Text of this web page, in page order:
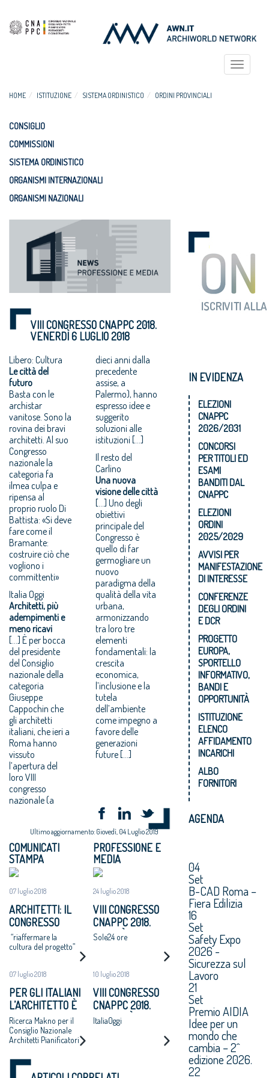
Toggle
HOME ISTITUZIONE SISTEMA ORDINISTICO ORDINI PROVINCIALI
CONSIGLIO
COMMISSIONI
SISTEMA ORDINISTICO
ORGANISMI INTERNAZIONALI
ORGANISMI NAZIONALI
VIII CONGRESSO CNAPPC 2018.
VENERDÌ 6 LUGLIO 2018
Libero: Cultura
Le città del
futuro
Basta con le
archistar
vanitose. Sono la
rovina dei bravi
architetti. Al suo
Congresso
nazionale la
categoria fa
ilmea culpa e
ripensa al
proprio ruolo Di
Battista: «Si deve
fare come il
Bramante:
costruire ciò che
vogliono i
committenti»
Italia Oggi
Architetti, più
adempimenti e
meno ricavi
[…] È per bocca
del presidente
del Consiglio
nazionale della
categoria
Giuseppe
Cappochin che
gli architetti
italiani, che ieri a
Roma hanno
vissuto
l’apertura del
loro VIII
congresso
nazionale (a
dieci anni dalla
precedente
assise, a
Palermo), hanno
espresso idee e
suggerito
soluzioni alle
istituzioni […]
Il resto del
Carlino
Una nuova
visione delle città
[…] Uno degli
obiettivi
principale del
Congresso è
quello di far
germogliare un
nuovo
paradigma della
qualità della vita
urbana,
armonizzando
tra loro tre
elementi
fondamentali: la
crescita
economica,
l’inclusione e la
tutela
dell’ambiente
come impegno a
favore delle
generazioni
future […]
Ultimo aggiornamento: Giovedì, 04 Luglio 2019
COMUNICATI
STAMPA
07 luglio 2018
ARCHITETTI: IL
CONGRESSO
NAZIONALE
APPROVA UN
ADOTTI UN
PROGRAMMA
NAZIONALE DI
RIGENERAZIONE
URBANE,
ALTERNATIVA A
INCONTROLLATE
E AL CONSUMO DI
“riaffermare la
cultura del progetto”
07 luglio 2018
PER GLI ITALIANI
L’ARCHITETTO È
UNA FIGURA
CRUCIALE PER
DISEGNARE LO
SVILUPPO
ECONOMICO E
Ricerca Makno per il
Consiglio Nazionale
Architetti Pianificatori
Conservatori –
CNAPPC
PROFESSIONE E
MEDIA
24 luglio 2018
VIII CONGRESSO
CNAPPC 2018.
LUNEDÌ 25 LUGLIO
Sole24 ore
10 luglio 2018
VIII CONGRESSO
CNAPPC 2018.
MARTEDÌ 10
ItaliaOggi
IN EVIDENZA
ELEZIONI
CNAPPC
2026/2031
CONCORSI
PER TITOLI ED
ESAMI
BANDITI DAL
CNAPPC
ELEZIONI
ORDINI
2025/2029
AVVISI PER
MANIFESTAZIONE
DI INTERESSE
CONFERENZE
DEGLI ORDINI
E DCR
PROGETTO
EUROPA,
SPORTELLO
INFORMATIVO,
BANDI E
OPPORTUNITÀ
ISTITUZIONE
ELENCO
AFFIDAMENTO
INCARICHI
ALBO
FORNITORI
AGENDA
04
Set
B-CAD Roma –
Fiera Edilizia
16
Set
Safety Expo
2026 -
Sicurezza sul
Lavoro
21
Set
Premio AIDIA
Idee per un
mondo che
cambia – 2^
edizione 2026.
22